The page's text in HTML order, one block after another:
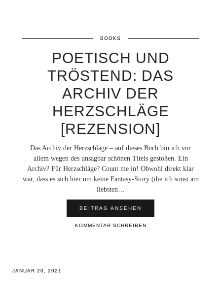
BOOKS
POETISCH UND
TRÖSTEND: DAS
ARCHIV DER
HERZSCHLÄGE
[REZENSION]
Das Archiv der Herzschläge – auf dieses Buch bin ich vor
allem wegen des unsagbar schönen Titels gestoßen. Ein
Archiv? Für Herzschläge? Count me in! Obwohl direkt klar
war, dass es sich hier um keine Fantasy-Story (die ich sonst am
liebsten…
BEITRAG ANSEHEN
KOMMENTAR SCHREIBEN
JANUAR 20, 2021